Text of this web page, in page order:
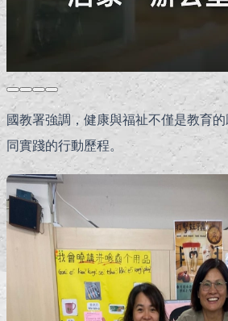
國教署強調，健康與福祉不僅是教育
同實踐的行動歷程。